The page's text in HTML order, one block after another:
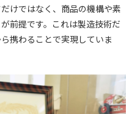
けではなく、商品の機構や素
前提です。これは製造技術だ
携わることで実現していま